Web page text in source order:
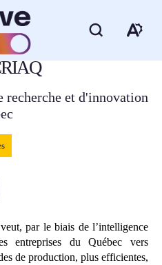
et d'innovation
par le biais de l’intelligence
entreprises du Québec vers
de production, plus efficientes,